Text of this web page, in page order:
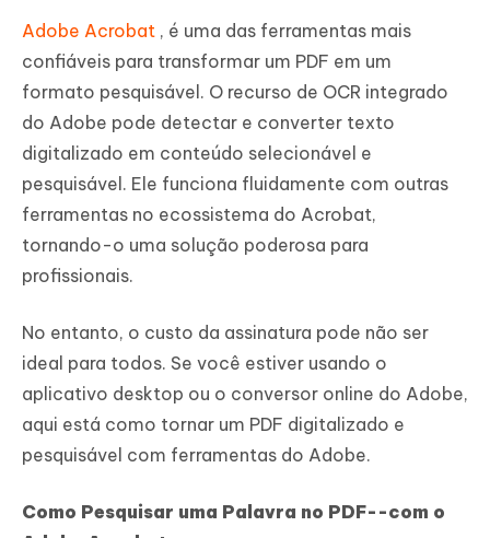
Adobe Acrobat , é uma das ferramentas mais
confiáveis para transformar um PDF em um
formato pesquisável. O recurso de OCR integrado
do Adobe pode detectar e converter texto
digitalizado em conteúdo selecionável e
pesquisável. Ele funciona fluidamente com outras
ferramentas no ecossistema do Acrobat,
tornando-o uma solução poderosa para
profissionais.
No entanto, o custo da assinatura pode não ser
ideal para todos. Se você estiver usando o
aplicativo desktop ou o conversor online do Adobe,
aqui está como tornar um PDF digitalizado e
pesquisável com ferramentas do Adobe.
Como Pesquisar uma Palavra no PDF--com o